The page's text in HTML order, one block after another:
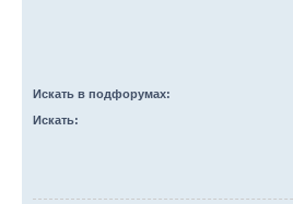
Искать в подфорумах:
Искать: